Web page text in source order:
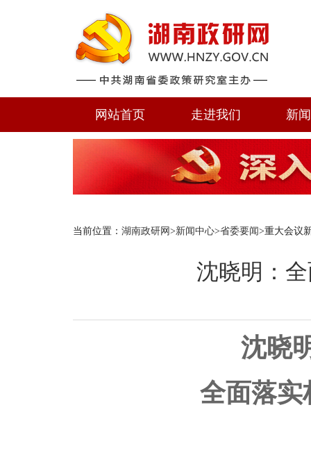
网站首页 走进我们 新
当前位置： 湖南政研网 >新闻中心>省委要闻>重大会议
沈晓明：
沈晓
全面落实